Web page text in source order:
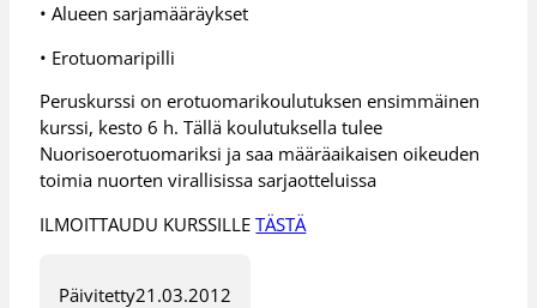
• Alueen sarjamääräykset
• Erotuomaripilli
Peruskurssi on erotuomarikoulutuksen ensimmäinen
kurssi, kesto 6 h. Tällä koulutuksella tulee
Nuorisoerotuomariksi ja saa määräaikaisen oikeuden
toimia nuorten virallisissa sarjaotteluissa
ILMOITTAUDU KURSSILLETÄSTÄ
Päivitetty21.03.2012